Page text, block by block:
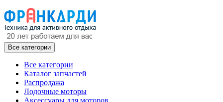
Все категории
Все категории
Каталог запчастей
Распродажа
Лодочные моторы
Аксессуары для моторов